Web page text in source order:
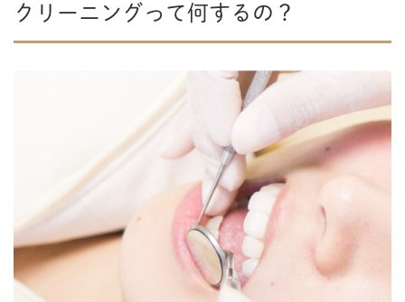
クリーニングって何するの？